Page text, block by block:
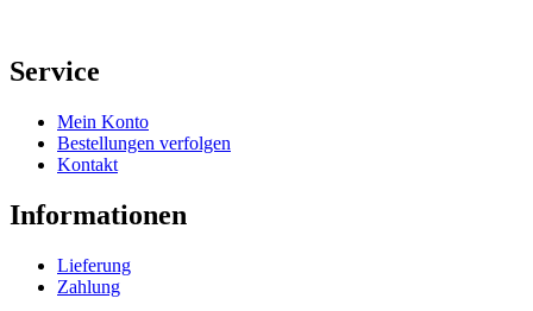
Service
Mein Konto
Bestellungen verfolgen
Kontakt
Informationen
Lieferung
Zahlung